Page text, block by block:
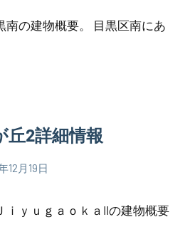
南の建物概要。 目黒区南にあ
丘2詳細情報
12月19日
ｙｕｇａｏｋａIIの建物概要